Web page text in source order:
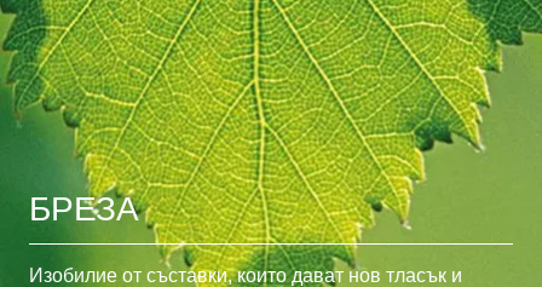
БРЕЗА
Изобилие от съставки, които дават нов тласък и